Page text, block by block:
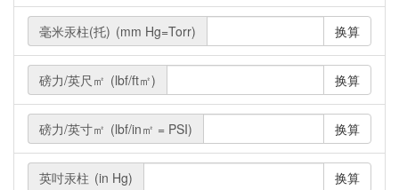
毫米汞柱(托) (mm Hg=Torr) 换算
磅力/英尺㎡ (lbf/ft㎡) 换算
磅力/英寸㎡ (lbf/in㎡ = PSI) 换算
英吋汞柱 (in Hg) 换算